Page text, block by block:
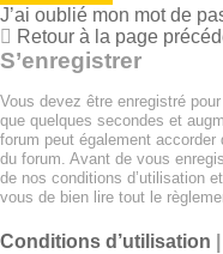
J’ai oublié mon mot de
Retour à la page
S’enregistrer
Vous devez être enregistré
que quelques secondes et
forum peut également
du forum. Avant de vous
de nos conditions d’utilisation
vous de bien lire tout le
Conditions d’utilisation